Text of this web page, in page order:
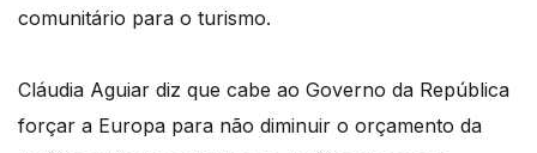
comunitário para o turismo.
Cláudia Aguiar diz que cabe ao Governo da República
forçar a Europa para não diminuir o orçamento da